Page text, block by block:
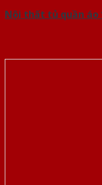
Nội thất tủ quần áo